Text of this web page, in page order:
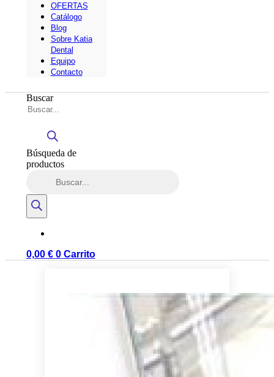
OFERTAS
Catálogo
Blog
Sobre Katia
Dental
Equipo
Contacto
Buscar
Búsqueda de
productos
0,00 € 0 Carrito